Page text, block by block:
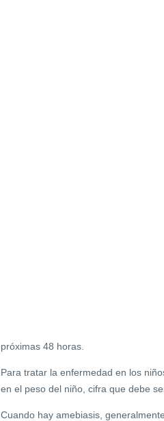
próximas 48 horas.
Para tratar la enfermedad en los
en el peso del niño, cifra que debe
Cuando hay amebiasis,